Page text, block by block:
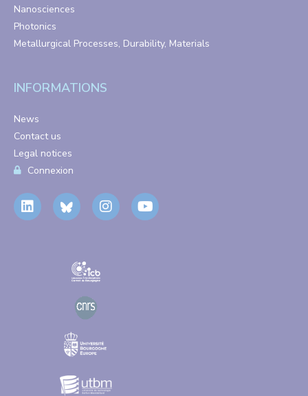
Nanosciences
Photonics
Metallurgical Processes, Durability, Materials
INFORMATIONS
News
Contact us
Legal notices
Connexion